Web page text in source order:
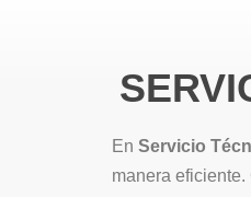
En Servicio
manera